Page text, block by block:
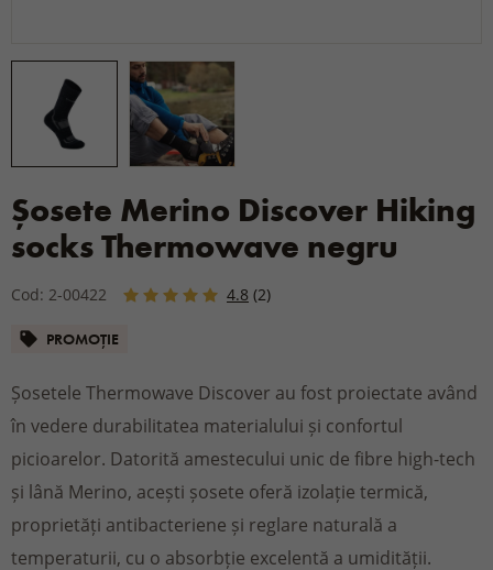
Șosete Merino Discover Hiking
socks Thermowave negru
Cod: 2-00422 4.8 (2)
PROMOȚIE
Șosetele Thermowave Discover au fost proiectate având
în vedere durabilitatea materialului și confortul
picioarelor. Datorită amestecului unic de fibre high-tech
și lână Merino, acești șosete oferă izolație termică,
proprietăți antibacteriene și reglare naturală a
temperaturii, cu o absorbție excelentă a umidității.